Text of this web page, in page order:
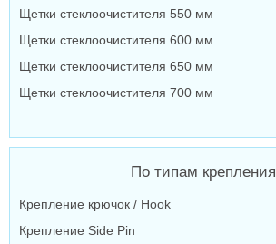
Щетки стеклоочистителя 550 мм
Щетки стеклоочистителя 600 мм
Щетки стеклоочистителя 650 мм
Щетки стеклоочистителя 700 мм
По типам крепления
Крепление крючок / Hook
Крепление Side Pin